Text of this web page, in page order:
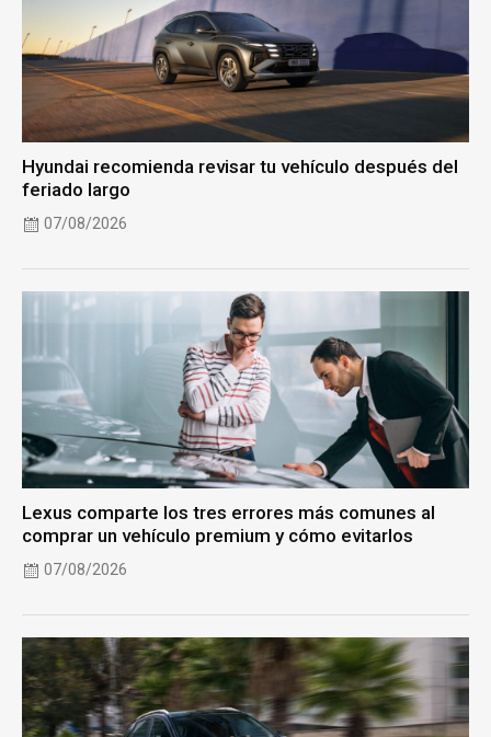
Hyundai recomienda revisar tu vehículo después del
feriado largo
07/08/2026
Lexus comparte los tres errores más comunes al
comprar un vehículo premium y cómo evitarlos
07/08/2026